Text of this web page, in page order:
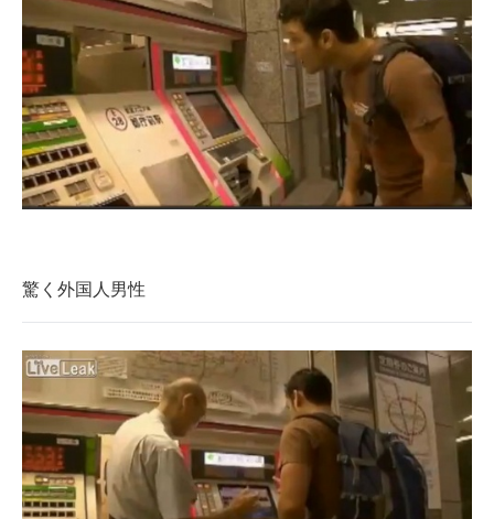
マーケ×ITの今がよく分かる
ITエンジニア向け専門サイト
企業向けIT製品の総合サイト
IT製品の技術・比較・事例
製造業のIT導入・活用を支援
エレクトロニクス専門サイト
エネルギーの専門メディア
建設×テクノロジーの最前線
ちょっと気になるネットの話題
驚く外国人男性